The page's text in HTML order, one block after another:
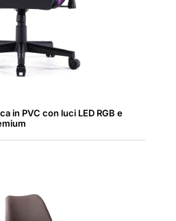
in PVC con luci LED RGB e